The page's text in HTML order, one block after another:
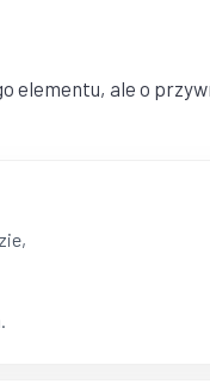
elementu, ale o